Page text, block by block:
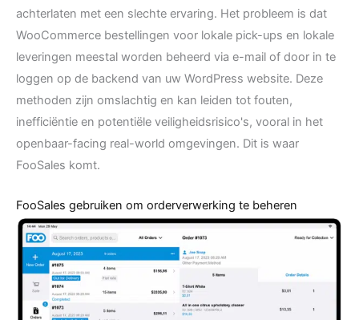
achterlaten met een slechte ervaring. Het probleem is dat
WooCommerce bestellingen voor lokale pick-ups en lokale
leveringen meestal worden beheerd via e-mail of door in te
loggen op de backend van uw WordPress website. Deze
methoden zijn omslachtig en kan leiden tot fouten,
inefficiëntie en potentiële veiligheidsrisico's, vooral in het
openbaar-facing real-world omgevingen. Dit is waar
FooSales komt.
FooSales gebruiken om orderverwerking te beheren